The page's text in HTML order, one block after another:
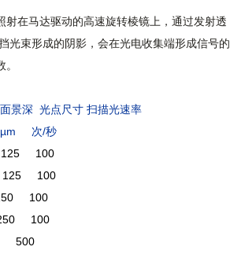
在马达驱动的高速旋转棱镜上，通过发射透
光束形成的阴影，会在光电收集端形成信号的
深 光点尺寸 扫描光速率
次/秒
100
100
100
100